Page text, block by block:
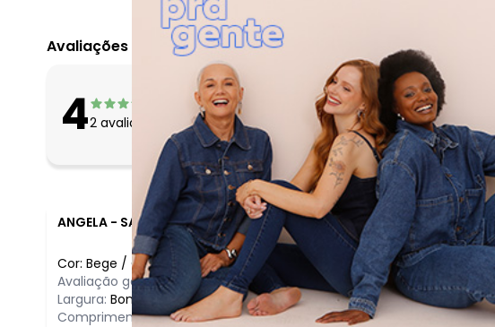
Avaliações
42 avaliações
O que as clientes acharam da
Apertado
Folgado
ANGELA - SAO PAULO - SP
Cor: Bege / G
Avaliação geral do produto: Incrível
Largura: Bom
Comprimento:Bom
Comentário:
Amei, chegou rápido e o